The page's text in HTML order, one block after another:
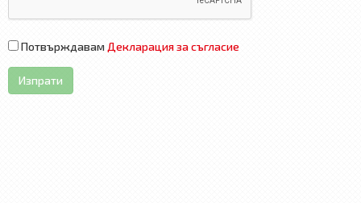
Потвърждавам Декларация за съгласие
Изпрати